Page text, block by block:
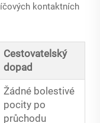
kontaktních
Cestovatelský
dopad
Žádné bolestivé
pocity po
průchodu